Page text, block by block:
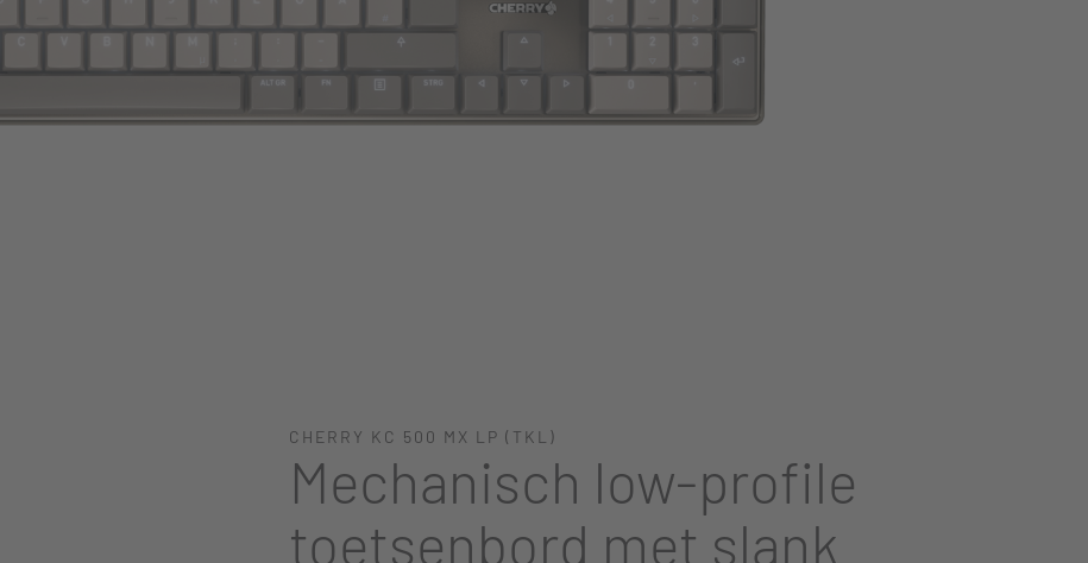
CHERRY KC 500 MX LP (TKL)
Mechanisch low-profile
toetsenbord met slank